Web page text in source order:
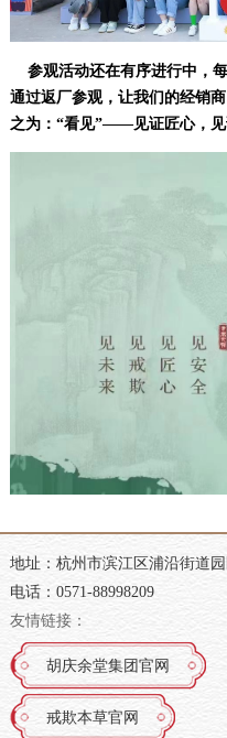
参观活动还在有序进行中，每
通过返厂参观，让我们的经销
之为：“看见”——见证匠心，
地址：杭州市滨江区浦沿街道
电话：0571-88998209
友情链接：
胡庆余堂集团官网
戒欺本草官网